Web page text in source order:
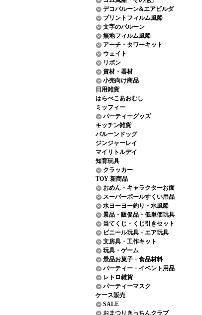
デコバルーン&エアビルダ
プリントフィルム風船
文字のバルーン
無地フィルム風船
アーチ・タワーキット
ウェイト
リボン
資材・器材
小売向け商品
日用雑貨
はらぺこあおむし
ミッフィー
パーティーグッズ
キッチン雑貨
バルーンドッグ
ジンジャーレイ
マイリトルデイ
知育玩具
クラッカー
TOY 新商品
おめん・キャラクターお面
スーパーボールすくい用品
水ヨーヨー釣り・水風船
景品・販促品・低単価玩具
当てくじ・くじ引きセット
ビニール玩具・エア玩具
文房具・工作キット
玩具・ゲーム
景品お菓子・食品材料
パーティー・イベント用品
レトロ雑貨
パーティーマスク
ケース販売
SALE
おまつりきっちんクラブ